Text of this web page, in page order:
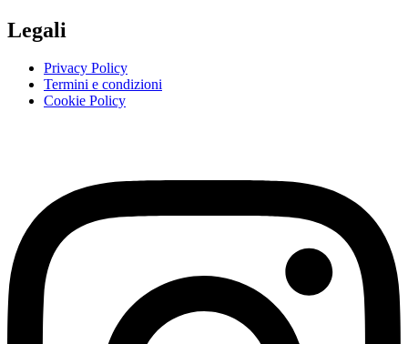
Legali
Privacy Policy
Termini e condizioni
Cookie Policy